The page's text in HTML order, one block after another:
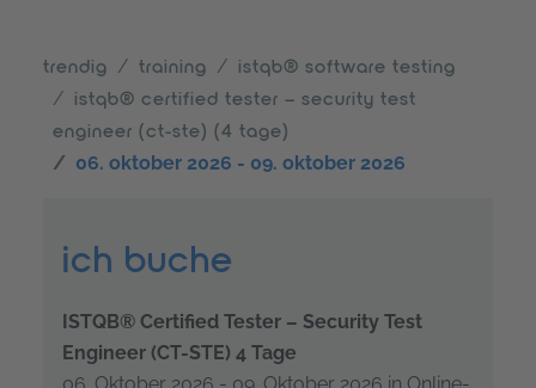
trendig training
istqb® software testing
istqb® certified tester – security test
engineer (ct-ste) (4 tage)
06. oktober 2026 - 09. oktober 2026
ich buche
ISTQB® Certified Tester – Security Test
Engineer (CT-STE) 4 Tage
06. Oktober 2026 - 09. Oktober 2026 in Online-